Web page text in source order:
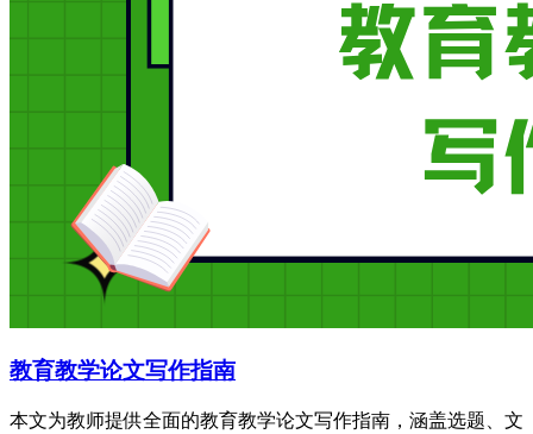
教育教学论文写作指南
本文为教师提供全面的教育教学论文写作指南，涵盖选题、文